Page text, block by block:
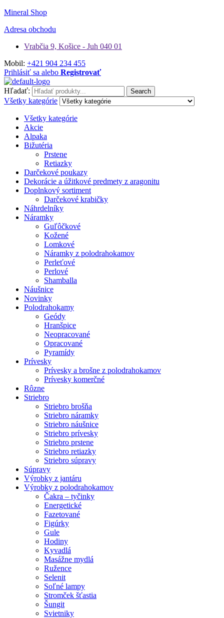
Mineral Shop
Adresa obchodu
Vrabčia 9, Košice - Juh 040 01
Mobil: +421 904 234 455
Prihlásiť sa alebo Registrovať
Hľadať: Search
Všetky kategórie
Všetky kategórie
Akcie
Alpaka
Bižutéria
Prstene
Retiazky
Darčekové poukazy
Dekorácie a úžitkové predmety z aragonitu
Doplnkový sortiment
Darčekové krabičky
Náhrdelníky
Náramky
Guľôčkové
Kožené
Lomkové
Náramky z polodrahokamov
Perleťové
Perlové
Shamballa
Náušnice
Novinky
Polodrahokamy
Geódy
Hranšpice
Neopracované
Opracované
Pyramídy
Prívesky
Prívesky a brošne z polodrahokamov
Prívesky komerčné
Rôzne
Striebro
Striebro brošňa
Striebro náramky
Striebro náušnice
Striebro prívesky
Striebro prstene
Striebro retiazky
Striebro súpravy
Súpravy
Výrobky z jantáru
Výrobky z polodrahokamov
Čakra – tyčinky
Energetické
Fazetované
Figúrky
Gule
Hodiny
Kyvadlá
Masážne mydlá
Ružence
Selenit
Soľné lampy
Stromček šťastia
Šungit
Svietniky